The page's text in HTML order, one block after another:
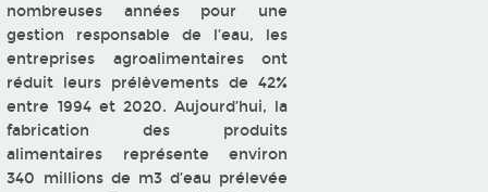
nombreuses années pour une
gestion responsable de l’eau, les
entreprises agroalimentaires ont
réduit leurs prélèvements de 42%
entre 1994 et 2020. Aujourd’hui, la
fabrication des produits
alimentaires représente environ
340 millions de m3 d’eau prélevée